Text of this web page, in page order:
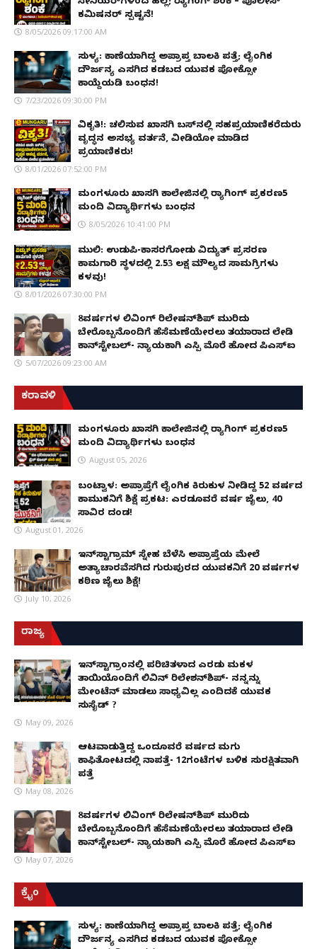
ಕಮಿಷನರ್ ಸ್ಪಷ್ಟನೆ!
8/05/2026 09:17:00 AM
ಸುಳ್ಯ: ಕಾಣೆಯಾಗಿದ್ದ ಅಪ್ರಾಪ್ತ ಬಾಲಕಿ ಪತ್ತೆ; ಲೈಂಗಿಕ
ದೌರ್ಜನ್ಯ ಎಸಗಿದ ಕಡಬದ ಯುವಕ ಪೋಕ್ಸೋ
ಕಾಯ್ದೆಯಡಿ ಬಂಧನ!
7/23/2026 09:30:00 PM
ವಿಕೃತಿ!: ಚಲಿಸುವ ಖಾಸಗಿ ಬಸ್‌ನಲ್ಲಿ ಸಹಪ್ರಯಾಣಿಕರೆದುರು
ವೃದ್ಧನ ಅಸಭ್ಯ ವರ್ತನೆ, ವೀಡಿಯೋ ಮಾಡಿದ
ಪ್ರಯಾಣಿಕರು!
8/01/2026 07:52:00 PM
ಮಂಗಳೂರು ಖಾಸಗಿ ಕಾಲೇಜಿನಲ್ಲಿ ರ‌್ಯಾಗಿಂಗ್ ಪ್ರಕರಣ5
ಮಂದಿ ವಿದ್ಯಾರ್ಥಿಗಳು ಬಂಧನ
8/05/2026 10:41:00 PM
ಮುಲ್ಕಿ: ಉಡುಪಿ-ಕಾಸರಗೋಡು ವಿದ್ಯುತ್ ಪ್ರಸರಣ
ಕಾಮಗಾರಿ ಸ್ಥಳದಲ್ಲಿ ₹2.53 ಲಕ್ಷ ಮೌಲ್ಯದ ಸಾಮಗ್ರಿಗಳು
ಕಳವು!
8/01/2026 07:30:00 PM
8ವರ್ಷಗಳ ಲಿವಿಂಗ್‌ ರಿಲೇಷನ್‌ಶಿಪ್ ಮುರಿದು
ಬೇರೊಬ್ಬನೊಂದಿಗೆ ಹೆಸೆಮಣೆಯೇರಲು ತಯಾರಾದ ಲೇಡಿ
ಕಾನ್‌ಸ್ಟೇಬಲ್- ನ್ಯಾಯಕ್ಕಾಗಿ ಎಸ್ಪಿ ಮೊರೆ ಹೋದ ಪಿಎಸ್ಐ
5/07/2026 09:23:00 AM
ಕರಾವಳಿ
ಮಂಗಳೂರು ಖಾಸಗಿ ಕಾಲೇಜಿನಲ್ಲಿ ರ‌್ಯಾಗಿಂಗ್ ಪ್ರಕರಣ5
ಮಂದಿ ವಿದ್ಯಾರ್ಥಿಗಳು ಬಂಧನ
August 05, 2026
ಬಂಟ್ವಾಳ: ಅಪ್ರಾಪ್ತೆಗೆ ಲೈಂಗಿಕ ಕಿರುಕುಳ ನೀಡಿದ್ದ 52 ವರ್ಷದ
ಕಾಮುಕನಿಗೆ ಶಿಕ್ಷೆ ಪ್ರಕಟ: ಎರಡೂವರೆ ವರ್ಷ ಜೈಲು, ₹40
ಸಾವಿರ ದಂಡ!
August 01, 2026
ಇನ್‌ಸ್ಟಾಗ್ರಾಮ್ ಸ್ನೇಹ ಬೆಳೆಸಿ ಅಪ್ರಾಪ್ತೆಯ ಮೇಲೆ
ಅತ್ಯಾಚಾರವೆಸಗಿದ ಗುರುಪುರದ ಯುವಕನಿಗೆ 20 ವರ್ಷಗಳ
ಕಠಿಣ ಜೈಲು ಶಿಕ್ಷೆ!
July 10, 2026
ರಾಜ್ಯ
ಇನ್​ಸ್ಟಾಗ್ರಾಂನಲ್ಲಿ ಪರಿಚಿತಳಾದ ಎರಡು ಮಕ್ಕಳ
ತಾಯಿಯೊಂದಿಗೆ ಲಿವಿನ್ ರಿಲೇಶನ್​ಶಿಪ್- ನನ್ನನ್ನು
ಮೇಂಟೆನ್ ಮಾಡಲು ಸಾಧ್ಯವಿಲ್ಲ ಎಂದಿದಕ್ಕೆ ಯುವಕ
ಸುಸೈಡ್ ?
May 09, 2026
ಆಟವಾಡುತ್ತಿದ್ದ ಒಂದೂವರೆ ವರ್ಷದ ಮಗು
ಕಾಫಿತೋಟದಲ್ಲಿ ನಾಪತ್ತೆ- 12ಗಂಟೆಗಳ ಬಳಿಕ ಸುರಕ್ಷಿತವಾಗಿ
ಪತ್ತೆ
May 08, 2026
8ವರ್ಷಗಳ ಲಿವಿಂಗ್‌ ರಿಲೇಷನ್‌ಶಿಪ್ ಮುರಿದು
ಬೇರೊಬ್ಬನೊಂದಿಗೆ ಹೆಸೆಮಣೆಯೇರಲು ತಯಾರಾದ ಲೇಡಿ
ಕಾನ್‌ಸ್ಟೇಬಲ್- ನ್ಯಾಯಕ್ಕಾಗಿ ಎಸ್ಪಿ ಮೊರೆ ಹೋದ ಪಿಎಸ್ಐ
May 07, 2026
ಕ್ರೈಂ
ಸುಳ್ಯ: ಕಾಣೆಯಾಗಿದ್ದ ಅಪ್ರಾಪ್ತ ಬಾಲಕಿ ಪತ್ತೆ; ಲೈಂಗಿಕ
ದೌರ್ಜನ್ಯ ಎಸಗಿದ ಕಡಬದ ಯುವಕ ಪೋಕ್ಸೋ